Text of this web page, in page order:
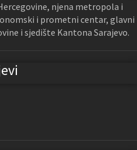
njena metropola i
i prometni centar, glavni
i sjedište Kantona Sarajevo.